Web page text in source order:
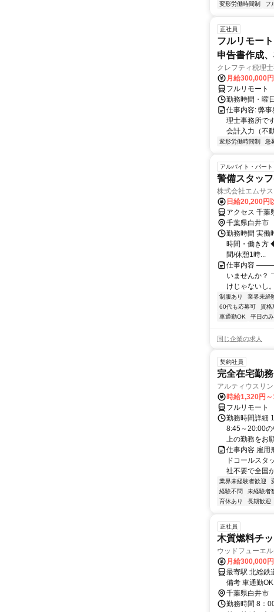
変形労働時間制 フ
正社員
フルリモー
申告書作成
クレフティ税理
月給300,000
フルリモート
勤務時間・曜
仕事内容: 弊
理士事務所で
会計入力（不
変形労働時間制 急
アルバイト・パート
警備スタッ
株式会社エムサ
日給20,200円
アクセス 千
千葉県白井市
勤務時間 実
時間・働き方
間/休憩1時...
仕事内容
いませんか？
けじゃないし
制服あり 業界未経
60代も応募可
資格
車通勤OK
平日の
同じ企業の求人
契約社員
完全在宅勤
アルティウスリ
時給1,320円
フルリモート
勤務時間詳細
8:45～20:00
上の勤務をお
仕事内容 雇用
ドコールスタ
社不要で全国
業界未経験者歓迎
経験不問
未経験者
育休あり
長期歓迎
正社員
木質燃料チ
ウッドフューエ
月給300,000
最寄駅 北総鉄
備考 車通勤
千葉県白井市
勤務時間 8：